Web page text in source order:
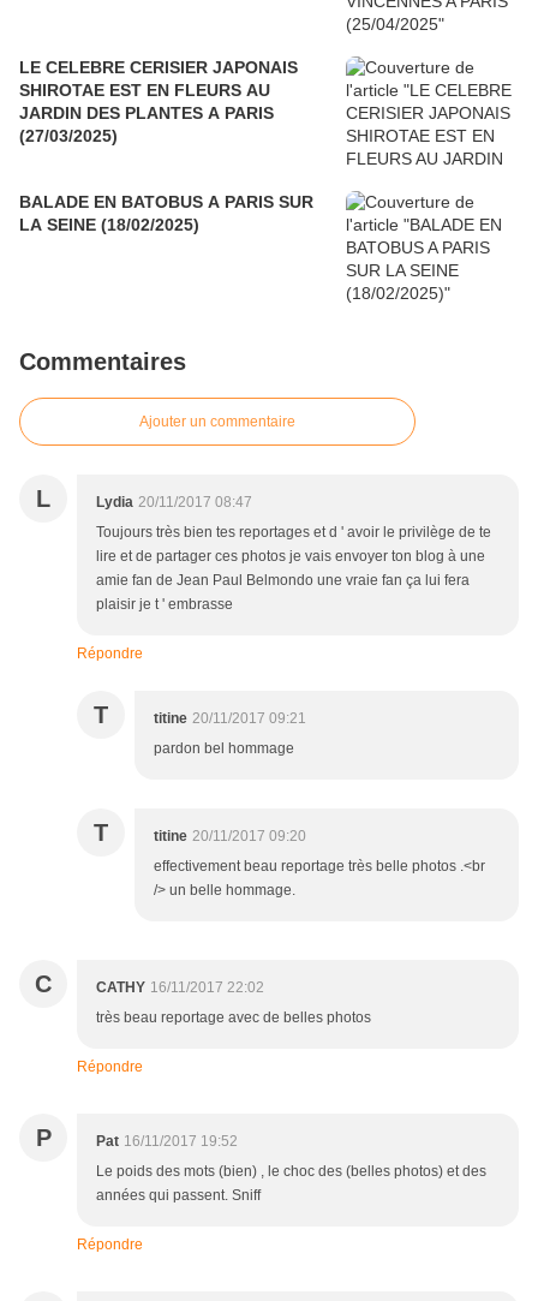
LE CELEBRE CERISIER JAPONAIS
SHIROTAE EST EN FLEURS AU
JARDIN DES PLANTES A PARIS
(27/03/2025)
BALADE EN BATOBUS A PARIS SUR
LA SEINE (18/02/2025)
Commentaires
Ajouter un commentaire
L Lydia 20/11/2017 08:47
Toujours très bien tes reportages et d ' avoir le privilège de te
lire et de partager ces photos je vais envoyer ton blog à une
amie fan de Jean Paul Belmondo une vraie fan ça lui fera
plaisir je t ' embrasse
Répondre
T titine 20/11/2017 09:21
pardon bel hommage
T titine 20/11/2017 09:20
effectivement beau reportage très belle photos .<br
/> un belle hommage.
C CATHY 16/11/2017 22:02
très beau reportage avec de belles photos
Répondre
P Pat 16/11/2017 19:52
Le poids des mots (bien) , le choc des (belles photos) et des
années qui passent. Sniff
Répondre